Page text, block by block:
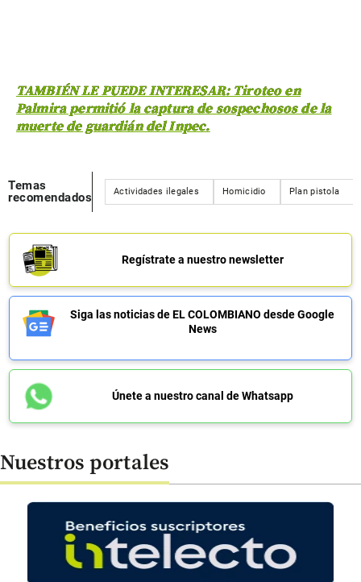
TAMBIÉN LE PUEDE INTERESAR: Tiroteo en
Palmira permitió la captura de sospechosos de la
muerte de guardián del Inpec.
Temas
recomendados
Actividades ilegales Homicidio Plan pistola
Regístrate a nuestro newsletter
Siga las noticias de EL COLOMBIANO desde Google
News
Únete a nuestro canal de Whatsapp
Nuestros portales